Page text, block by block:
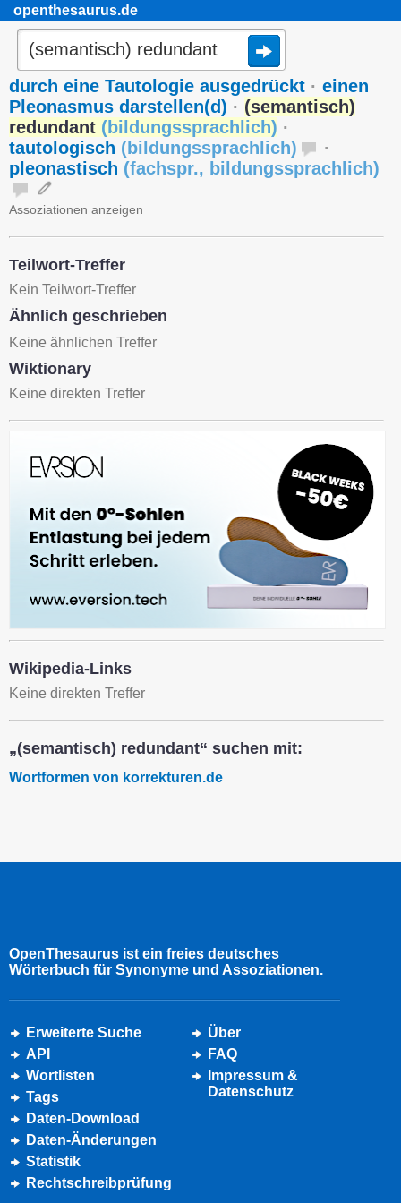
openthesaurus.de
durch eine Tautologie ausgedrückt · einen
Pleonasmus darstellen(d) · (semantisch)
redundant (bildungssprachlich) ·
tautologisch (bildungssprachlich)
·
pleonastisch (fachspr., bildungssprachlich)
Assoziationen anzeigen
Teilwort-Treffer
Kein Teilwort-Treffer
Ähnlich geschrieben
Keine ähnlichen Treffer
Wiktionary
Keine direkten Treffer
Wikipedia-Links
Keine direkten Treffer
„(semantisch) redundant“ suchen mit:
Wortformen von korrekturen.de
OpenThesaurus ist ein freies deutsches
Wörterbuch für Synonyme und Assoziationen.
Erweiterte Suche
API
Wortlisten
Tags
Daten-Download
Daten-Änderungen
Statistik
Rechtschreibprüfung
Über
FAQ
Impressum &
Datenschutz